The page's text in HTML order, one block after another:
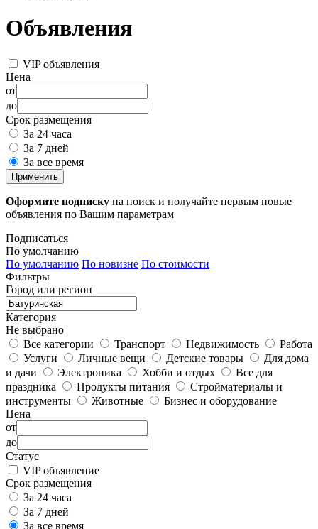
Объявления
VIP объявления
Цена
от
до
Срок размещения
За 24 часа
За 7 дней
За все время
Применить
Оформите подписку на поиск и получайте первым новые
объявления по Вашим параметрам
Подписаться
По умолчанию
По умолчанию По новизне По стоимости
Фильтры
Город или регион
Категория
Не выбрано
Все категории
Транспорт Недвижимость
Работа
Услуги
Личные вещи Детские товары
Для дома
и дачи
Электроника Хобби и отдых
Все для
праздника
Продукты питания
Стройматериалы и
инструменты
Животные
Бизнес и оборудование
Цена
от
до
Статус
VIP объявление
Срок размещения
За 24 часа
За 7 дней
За все время